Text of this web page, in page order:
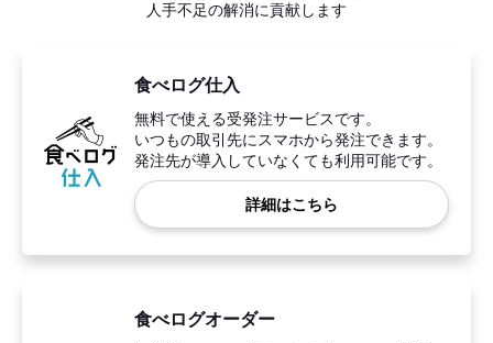
人手不足の解消に貢献します
食べログ仕入
無料で使える受発注サービスです。
いつもの取引先にスマホから発注できます。
発注先が導入していなくても利用可能です。
詳細はこちら
食べログオーダー